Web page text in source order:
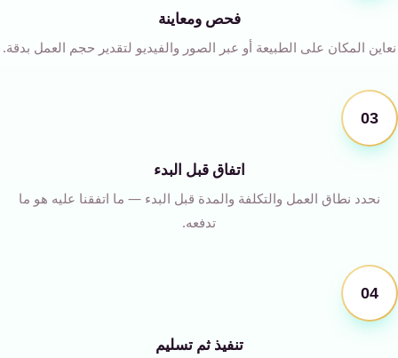
فحص ومعاينة
نعاين المكان على الطبيعة أو عبر الصور والفيديو لتقدير حجم العمل بدقة.
03
اتفاق قبل البدء
نحدد نطاق العمل والتكلفة والمدة قبل البدء — ما اتفقنا عليه هو ما
تدفعه.
04
تنفيذ ثم تسليم